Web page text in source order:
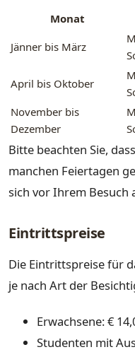
Monat
Jänner bis März
April bis Oktober
November bis
Dezember
Bitte beachten Sie,
manchen Feiertagen
sich vor Ihrem Besuch
Eintrittspreise
Die Eintrittspreise für
je nach Art der
Erwachsene: €
Studenten mit